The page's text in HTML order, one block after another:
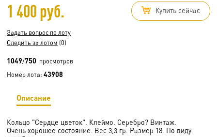
1 400 руб. Купить сейчас
Задать вопрос по лоту
Следить за лотом (0)
1049/750 просмотров
Номер лота: 43908
Описание
Кольцо "Сердце цветок". Клеймо. Серебро? Винтаж.
Очень хорошее состояние. Вес 3,3 гр. Размер 18. По виду